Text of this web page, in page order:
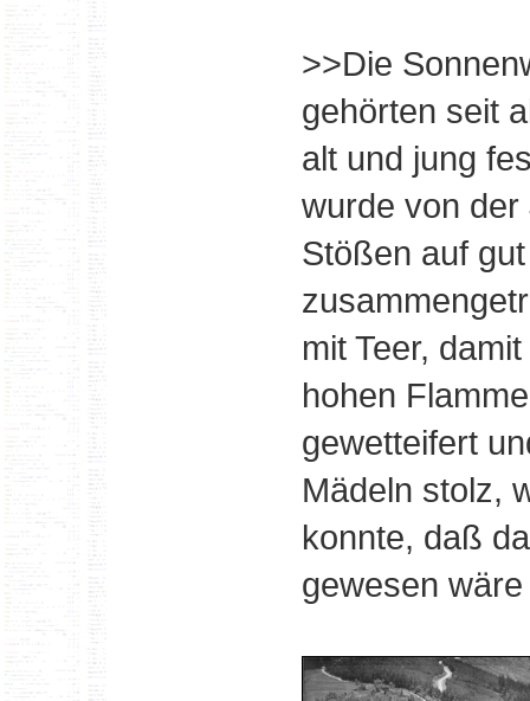
>>Die
gehörten seit
alt und jung
wurde von
Stößen auf
mit Teer,
hohen
gewetteifert
Mädeln stolz,
konnte, daß
gewesen